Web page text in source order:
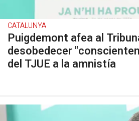
CATALUNYA
Puigdemont afea al
desobedecer
del TJUE a la amnistía